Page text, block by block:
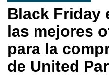
Black Friday
las mejores
para la
de United